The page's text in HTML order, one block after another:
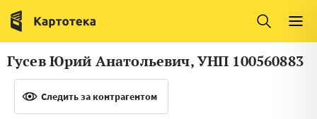
Италия
Люксембург
Литва
Нидерланды
Гусев Юрий Анатольевич, УНП 100560883
Следить за контрагентом